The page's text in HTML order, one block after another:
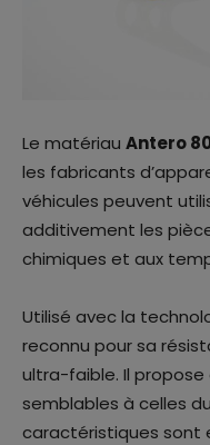
Le matériau Antero
les fabricants
véhicules peuvent
additivement les
chimiques et aux
Utilisé avec la
reconnu pour sa
ultra-faible. Il
semblables à celles
caractéristiques sont